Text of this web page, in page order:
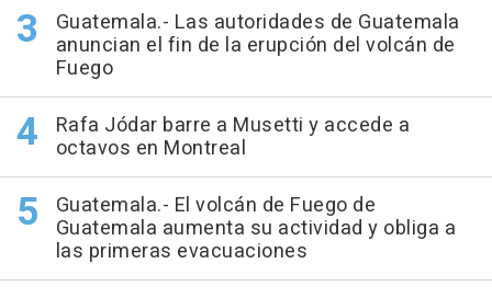
Guatemala.- Las autoridades de Guatemala
anuncian el fin de la erupción del volcán de
Fuego
Rafa Jódar barre a Musetti y accede a
octavos en Montreal
Guatemala.- El volcán de Fuego de
Guatemala aumenta su actividad y obliga a
las primeras evacuaciones